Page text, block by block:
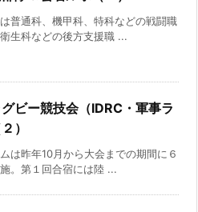
普通科、機甲科、特科などの戦闘職
生科などの後方支援職 ...
ビー競技会（IDRC・軍事ラ
）
は昨年10月から大会までの期間に６
。第１回合宿には陸 ...